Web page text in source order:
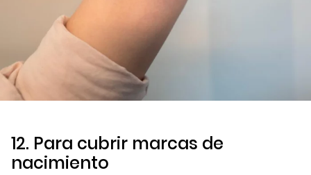
12. Para cubrir marcas de
nacimiento